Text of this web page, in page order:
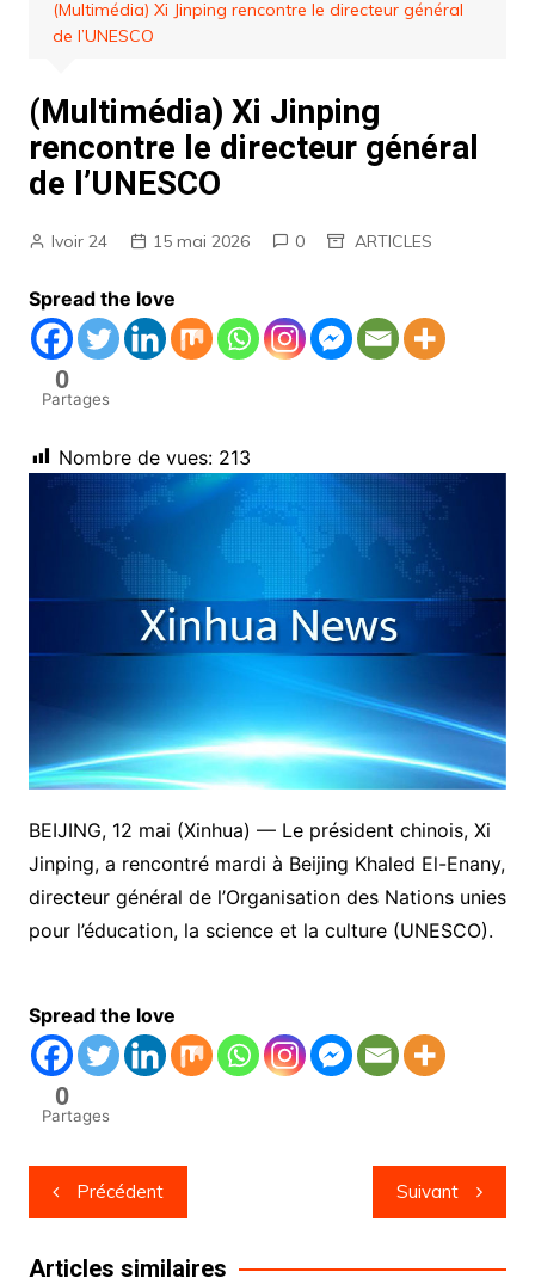
(Multimédia) Xi Jinping rencontre le directeur général
de l’UNESCO
(Multimédia) Xi Jinping
rencontre le directeur général
de l’UNESCO
Ivoir 24 15 mai 2026 0 ARTICLES
Spread the love
0
Partages
Nombre de vues: 213
BEIJING, 12 mai (Xinhua) — Le président chinois, Xi
Jinping, a rencontré mardi à Beijing Khaled El-Enany,
directeur général de l’Organisation des Nations unies
pour l’éducation, la science et la culture (UNESCO).
Spread the love
0
Partages
Navigation
de
l’article
Précédent Suivant
Articles similaires